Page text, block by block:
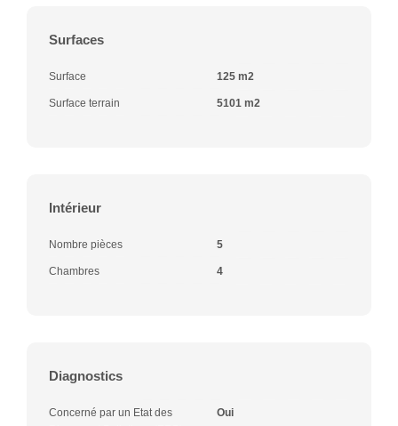
Surfaces
Surface 125 m2
Surface terrain 5101 m2
Intérieur
Nombre pièces 5
Chambres 4
Diagnostics
Concerné par un Etat des
Oui